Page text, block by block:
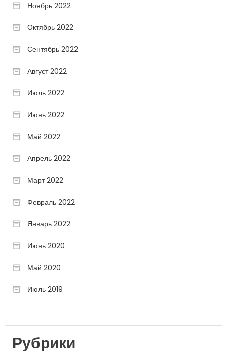
Ноябрь 2022
Октябрь 2022
Сентябрь 2022
Август 2022
Июль 2022
Июнь 2022
Май 2022
Апрель 2022
Март 2022
Февраль 2022
Январь 2022
Июнь 2020
Май 2020
Июль 2019
Рубрики